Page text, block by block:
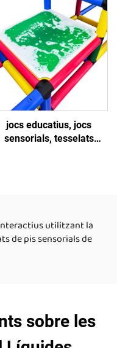
Sensors
jocs educatius, jocs
sensorials, tesselats
utilitzant la
de pis sensorials de
sobre les